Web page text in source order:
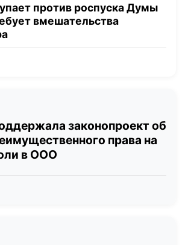
против роспуска Думы
вмешательства
законопроект об
права на
в ООО